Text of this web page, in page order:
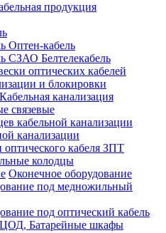
продукция
Оптен-кабель
СЗАО Белтелекабель
оптических кабелей
и блокировки
Кабельная канализация
связевые
кабельной канализации
канализации
оптического кабеля ЗПТ
колодцы
Оконечное оборудование
под медножильный
под оптический кабель
Батарейные шкафы